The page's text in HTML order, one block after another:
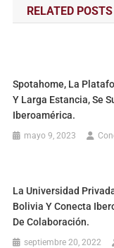
RELATED POSTS
Spotahome, La
Y Larga Estancia, Se
Iberoamérica.
mayo 9, 2023
La Universidad
Bolivia Y Conecta
De Colaboración.
septiembre 20, 2022